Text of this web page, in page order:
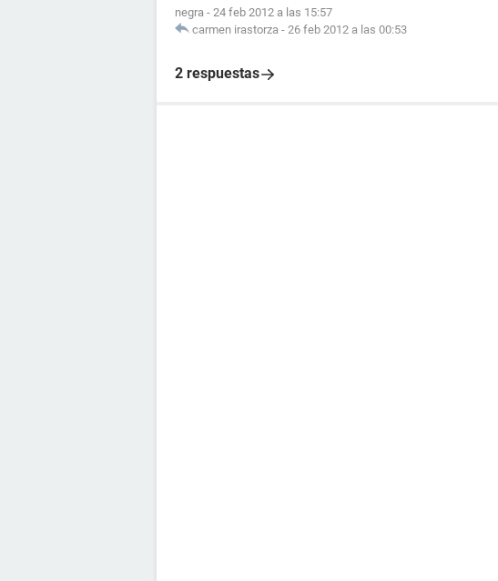
negra - 24 feb 2012 a las 15:57
carmen irastorza - 26 feb 2012 a las 00:53
2 respuestas